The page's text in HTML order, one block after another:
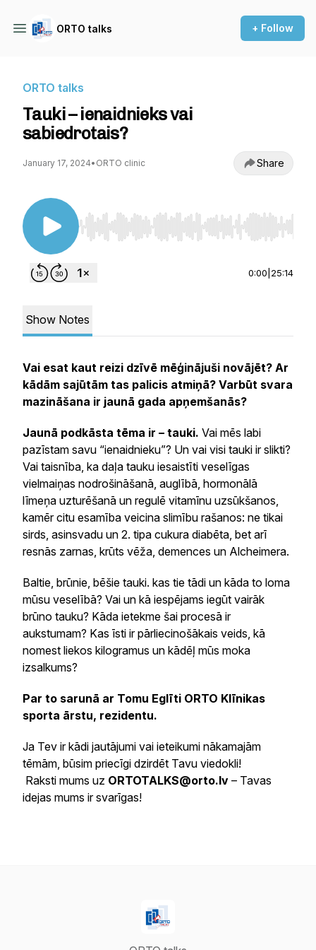
ORTO talks + Follow
ORTO talks
Tauki – ienaidnieks vai
sabiedrotais?
January 17, 2024• ORTO clinic Share
Use Left/Right to seek, Home/End to jump to
0:00 25:14
Show Notes
Vai esat kaut reizi dzīvē mēģinājuši novājēt? Ar
kādām sajūtām tas palicis atmiņā? Varbūt svara
mazināšana ir jaunā gada apņemšanās?
Jaunā podkāsta tēma ir – tauki. Vai mēs labi
pazīstam savu “ienaidnieku”? Un vai visi tauki ir slikti?
Vai taisnība, ka daļa tauku iesaistīti veselīgas
vielmaiņas nodrošināšanā, auglībā, hormonālā
līmeņa uzturēšanā un regulē vitamīnu uzsūkšanos,
kamēr citu esamība veicina slimību rašanos: ne tikai
sirds, asinsvadu un 2. tipa cukura diabēta, bet arī
resnās zarnas, krūts vēža, demences un Alcheimera.
Baltie, brūnie, bēšie tauki. kas tie tādi un kāda to loma
mūsu veselībā? Vai un kā iespējams iegūt vairāk
brūno tauku? Kāda ietekme šai procesā ir
aukstumam? Kas īsti ir pārliecinošākais veids, kā
nomest liekos kilogramus un kādēļ mūs moka
izsalkums?
Par to sarunā ar Tomu Eglīti ORTO Klīnikas
sporta ārstu, rezidentu.
Ja Tev ir kādi jautājumi vai ieteikumi nākamajām
tēmām, būsim priecīgi dzirdēt Tavu viedokli!
Raksti mums uz ORTOTALKS@orto.lv – Tavas
idejas mums ir svarīgas!